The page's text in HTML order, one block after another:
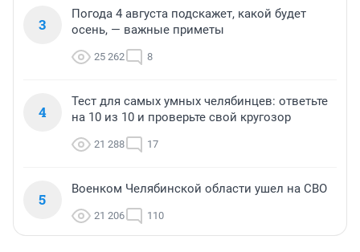
3
Погода 4 августа подскажет, какой будет
осень, — важные приметы
25 262 8
4
Тест для самых умных челябинцев: ответьте
на 10 из 10 и проверьте свой кругозор
21 288 17
5
Военком Челябинской области ушел на СВО
21 206 110